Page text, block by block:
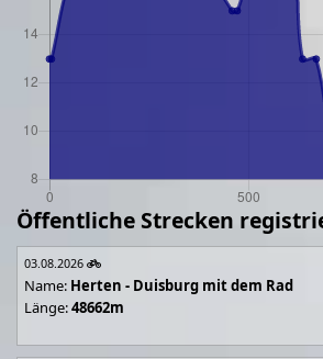
Öffentliche Strecken
03.08.2026
Name: Herten - Duisburg mit dem Rad
Länge:48662m